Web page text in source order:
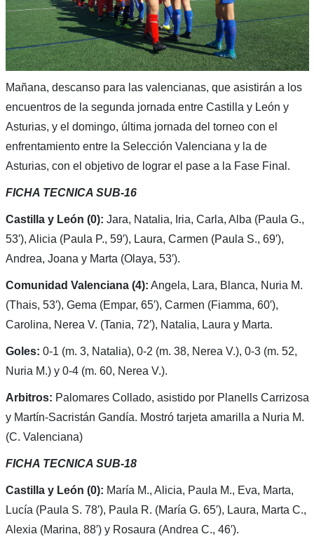
Mañana, descanso para las valencianas, que asistirán a los
encuentros de la segunda jornada entre Castilla y León y
Asturias, y el domingo, última jornada del torneo con el
enfrentamiento entre la Selección Valenciana y la de
Asturias, con el objetivo de lograr el pase a la Fase Final.
FICHA TECNICA SUB-16
Castilla y León (0): Jara, Natalia, Iria, Carla, Alba (Paula G.,
53′), Alicia (Paula P., 59′), Laura, Carmen (Paula S., 69′),
Andrea, Joana y Marta (Olaya, 53′).
Comunidad Valenciana (4): Angela, Lara, Blanca, Nuria M.
(Thais, 53′), Gema (Empar, 65′), Carmen (Fiamma, 60′),
Carolina, Nerea V. (Tania, 72′), Natalia, Laura y Marta.
Goles: 0-1 (m. 3, Natalia), 0-2 (m. 38, Nerea V.), 0-3 (m. 52,
Nuria M.) y 0-4 (m. 60, Nerea V.).
Arbitros: Palomares Collado, asistido por Planells Carrizosa
y Martín-Sacristán Gandía. Mostró tarjeta amarilla a Nuria M.
(C. Valenciana)
FICHA TECNICA SUB-18
Castilla y León (0): María M., Alicia, Paula M., Eva, Marta,
Lucía (Paula S. 78′), Paula R. (María G. 65′), Laura, Marta C.,
Alexia (Marina, 88′) y Rosaura (Andrea C., 46′).